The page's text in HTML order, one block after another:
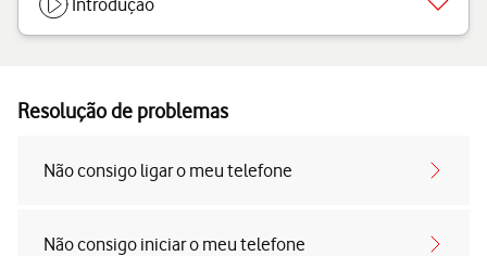
Introdução
Resolução de problemas
Não consigo ligar o meu telefone
Não consigo iniciar o meu telefone